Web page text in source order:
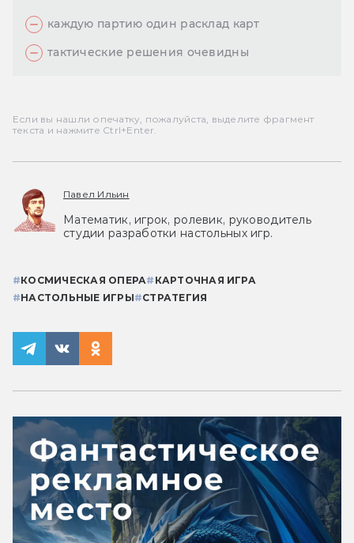
каждую партию один расклад карт
тактические решения очевидны
Если вы нашли опечатку, пожалуйста, выделите фрагмент
текста и нажмите Ctrl+Enter.
Павел Ильин
Математик, игрок, ролевик, руководитель
студии разработки настольных игр.
#КОСМИЧЕСКАЯ ОПЕРА# КАРТОЧНАЯ ИГРА
#НАСТОЛЬНЫЕ ИГРЫ#СТРАТЕГИЯ